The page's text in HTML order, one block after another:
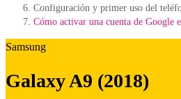
Configuración y primer uso del
Cómo activar una cuenta de Google
Samsung
Galaxy A9 (2018)